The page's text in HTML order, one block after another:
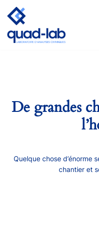
Aller
au
De grandes
Quelque chose d’énorme
chantier et